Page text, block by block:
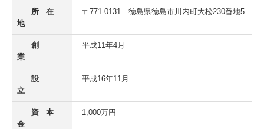
所 在
地
〒771-0131 徳島県徳島市川内町大松230番地5
創
業
平成11年4月
設
立
平成16年11月
資 本
金
1,000万円